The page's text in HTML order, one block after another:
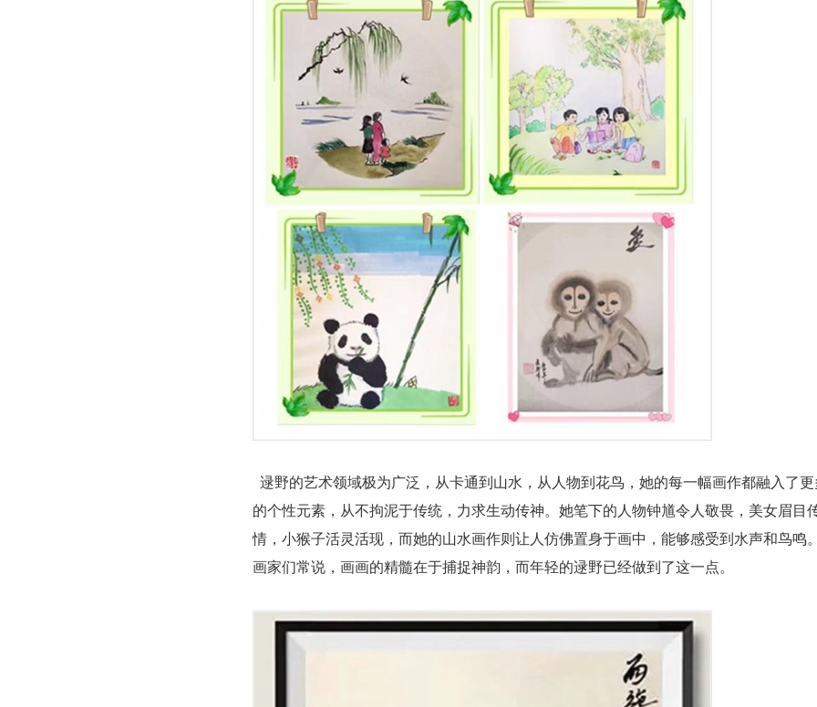
逯野的艺术领域极为广泛，从卡通到山水，从人物到花鸟，她的每一幅画作都融入了更
的个性元素，从不拘泥于传统，力求生动传神。她笔下的人物钟馗令人敬畏，美女眉目
情，小猴子活灵活现，而她的山水画作则让人仿佛置身于画中，能够感受到水声和鸟鸣
画家们常说，画画的精髓在于捕捉神韵，而年轻的逯野已经做到了这一点。